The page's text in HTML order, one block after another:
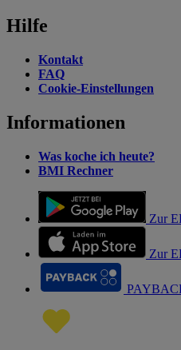
Hilfe
Kontakt
FAQ
Cookie-Einstellungen
Informationen
Was koche ich heute?
BMI Rechner
Zur
Zur